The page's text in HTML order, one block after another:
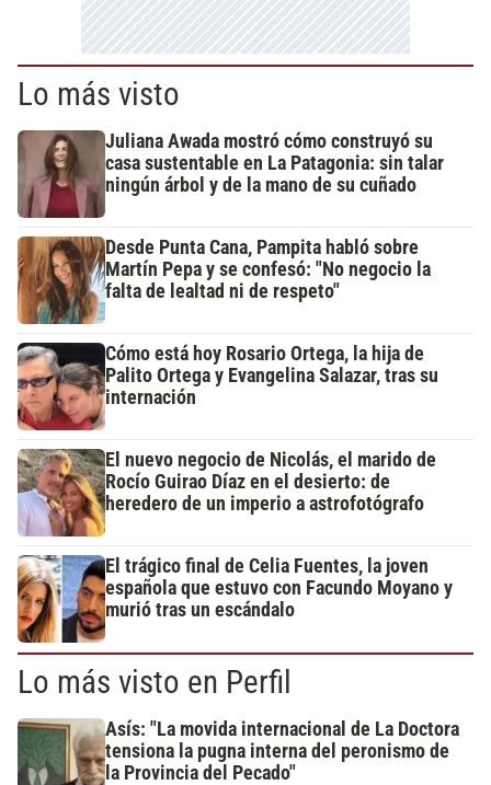
Lo más visto
Juliana Awada mostró cómo construyó su
casa sustentable en La Patagonia: sin talar
ningún árbol y de la mano de su cuñado
Desde Punta Cana, Pampita habló sobre
Martín Pepa y se confesó: "No negocio la
falta de lealtad ni de respeto"
Cómo está hoy Rosario Ortega, la hija de
Palito Ortega y Evangelina Salazar, tras su
internación
El nuevo negocio de Nicolás, el marido de
Rocío Guirao Díaz en el desierto: de
heredero de un imperio a astrofotógrafo
El trágico final de Celia Fuentes, la joven
española que estuvo con Facundo Moyano y
murió tras un escándalo
Lo más visto en Perfil
Asís: "La movida internacional de La Doctora
tensiona la pugna interna del peronismo de
la Provincia del Pecado"